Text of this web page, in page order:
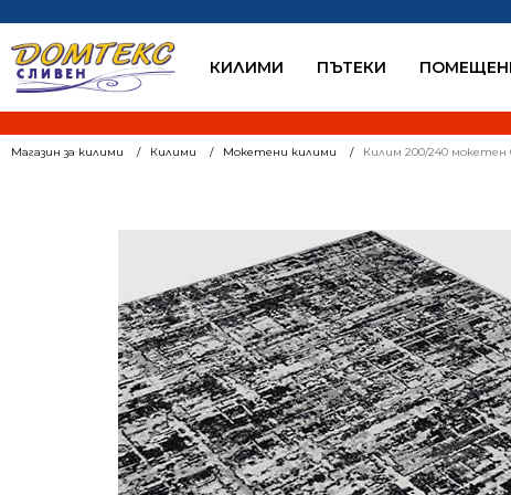
КИЛИМИ ПЪТЕКИ
Магазин за килими Килими Мокетени килими Килим 200/240 мокетен